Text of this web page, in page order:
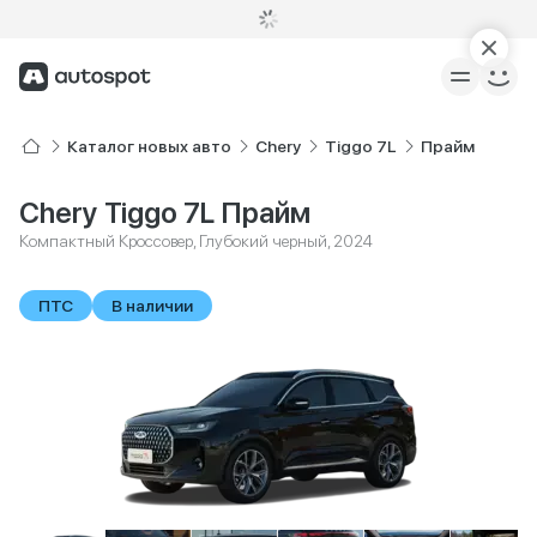
Каталог новых авто Chery Tiggo 7L Прайм
Chery Tiggo 7L Прайм
Компактный Кроссовер, Глубокий черный, 2024
ПТС В наличии